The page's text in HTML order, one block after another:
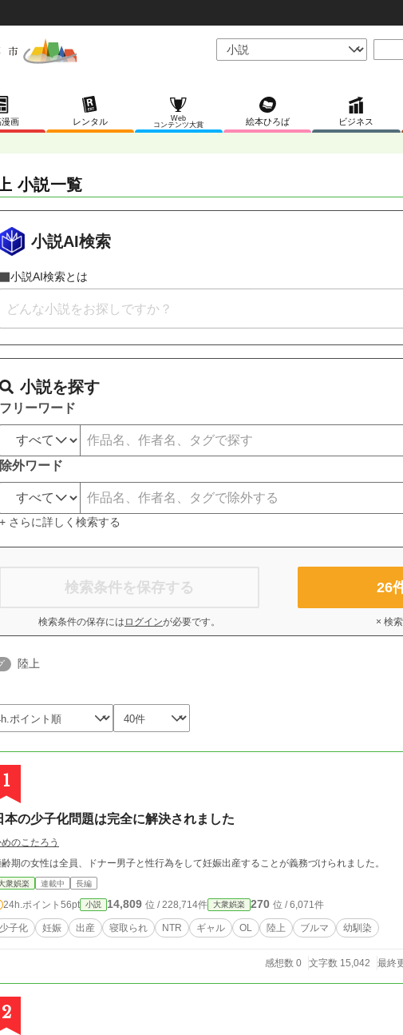
画 レンタル
Web
コンテンツ大賞
絵本ひろば ビジネス
小説一覧
小説AI検索
小説AI検索とは
小説を探す
フリーワード
除外ワード
+ さらに詳しく検索する
検索条件を保存する
検索条件の保存には ログインが必要です。
26
× 検
陸上
1
本の少子化問題は完全に解決されました
のこたろう
期の女性は全員、ドナー男子と性行為をして妊娠出産することが義務づけられました。
衆娯楽 連載中 長編
24h.ポイント 56pt 小説 14,809 位 / 228,714件 大衆娯楽 270 位 / 6,071件
少子化 妊娠 出産 寝取られ NTR ギャル OL 陸上 ブルマ 幼馴染
感想数 0 文字数 15,042 最終
2